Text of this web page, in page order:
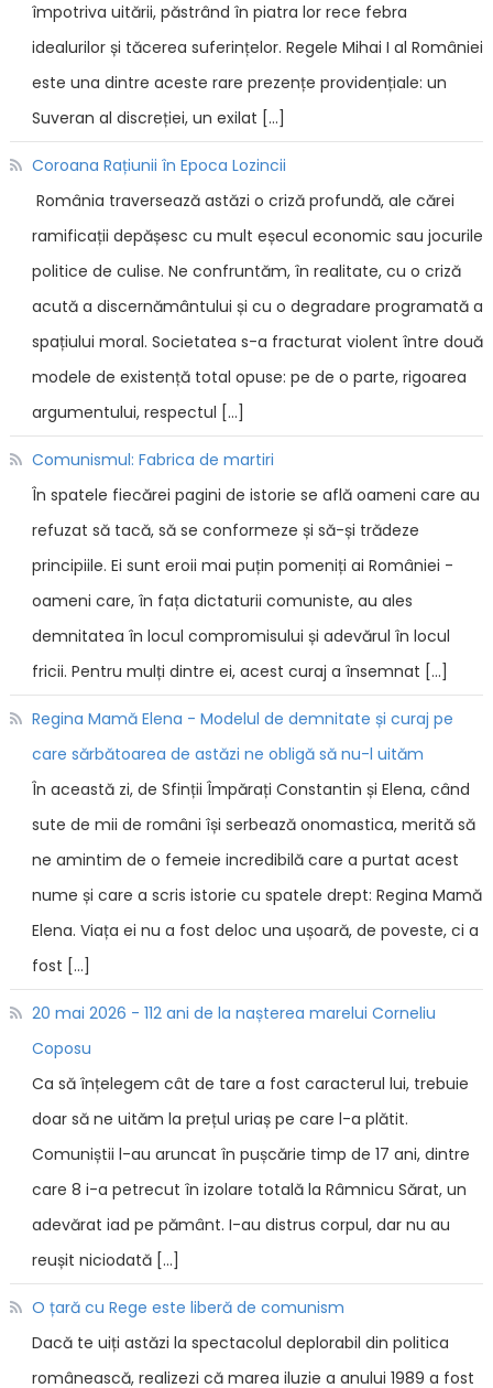
împotriva uitării, păstrând în piatra lor rece febra
idealurilor și tăcerea suferințelor. Regele Mihai I al României
este una dintre aceste rare prezențe providențiale: un
Suveran al discreției, un exilat […]
Coroana Rațiunii în Epoca Lozincii
România traversează astăzi o criză profundă, ale cărei
ramificații depășesc cu mult eșecul economic sau jocurile
politice de culise. Ne confruntăm, în realitate, cu o criză
acută a discernământului și cu o degradare programată a
spațiului moral. Societatea s-a fracturat violent între două
modele de existență total opuse: pe de o parte, rigoarea
argumentului, respectul […]
Comunismul: Fabrica de martiri
În spatele fiecărei pagini de istorie se află oameni care au
refuzat să tacă, să se conformeze și să-și trădeze
principiile. Ei sunt eroii mai puțin pomeniți ai României -
oameni care, în fața dictaturii comuniste, au ales
demnitatea în locul compromisului și adevărul în locul
fricii. Pentru mulți dintre ei, acest curaj a însemnat […]
Regina Mamă Elena - Modelul de demnitate și curaj pe
care sărbătoarea de astăzi ne obligă să nu-l uităm
În această zi, de Sfinții Împărați Constantin și Elena, când
sute de mii de români își serbează onomastica, merită să
ne amintim de o femeie incredibilă care a purtat acest
nume și care a scris istorie cu spatele drept: Regina Mamă
Elena. Viața ei nu a fost deloc una ușoară, de poveste, ci a
fost […]
20 mai 2026 - 112 ani de la nașterea marelui Corneliu
Coposu
Ca să înțelegem cât de tare a fost caracterul lui, trebuie
doar să ne uităm la prețul uriaș pe care l-a plătit.
Comuniștii l-au aruncat în pușcărie timp de 17 ani, dintre
care 8 i-a petrecut în izolare totală la Râmnicu Sărat, un
adevărat iad pe pământ. I-au distrus corpul, dar nu au
reușit niciodată […]
O țară cu Rege este liberă de comunism
Dacă te uiți astăzi la spectacolul deplorabil din politica
românească, realizezi că marea iluzie a anului 1989 a fost